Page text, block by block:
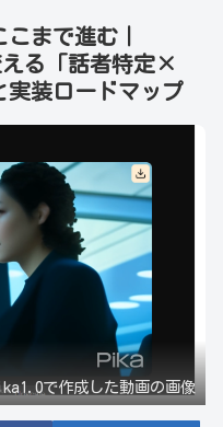
こまで進む｜
る「話者特定×
実装ロードマップ
で作成した動画の画像